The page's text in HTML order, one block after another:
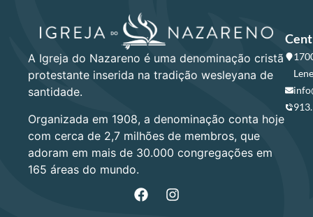
A Igreja do Nazareno é uma denominação cristã
protestante inserida na tradição wesleyana de
santidade.
Organizada em 1908, a denominação conta hoje
com cerca de 2,7 milhões de membros, que
adoram em mais de 30.000 congregações em
165 áreas do mundo.